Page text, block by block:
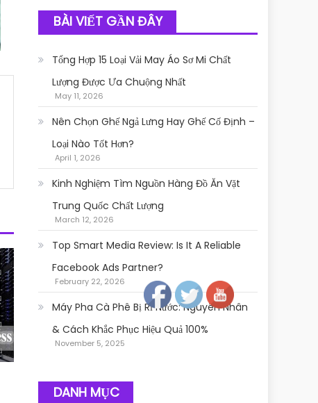
BÀI VIẾT GẦN ĐÂY
Tổng Hợp 15 Loại Vải May Áo Sơ Mi Chất
Lượng Được Ưa Chuộng Nhất
May 11, 2026
Nên Chọn Ghế Ngả Lưng Hay Ghế Cố Định –
Loại Nào Tốt Hơn?
April 1, 2026
Kinh Nghiệm Tìm Nguồn Hàng Đồ Ăn Vặt
Trung Quốc Chất Lượng
March 12, 2026
Top Smart Media Review: Is It A Reliable
Facebook Ads Partner?
February 22, 2026
Máy Pha Cà Phê Bị Rỉ Nước: Nguyên Nhân
& Cách Khắc Phục Hiệu Quả 100%
November 5, 2025
DANH MỤC